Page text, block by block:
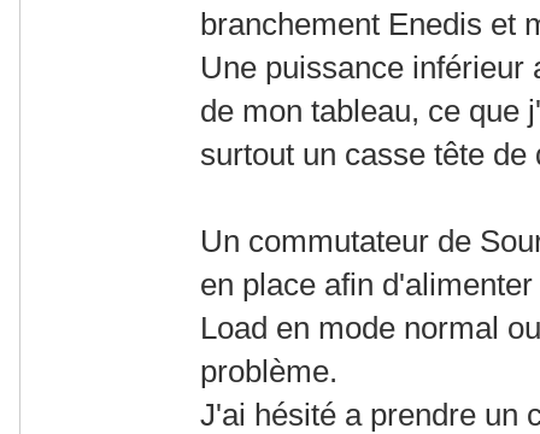
branchement Enedis et
Une puissance inférieur
de mon tableau, ce que
surtout un casse tête
Un commutateur de
en place afin
Load en mode normal
problème.
J'ai hésité a prendre un